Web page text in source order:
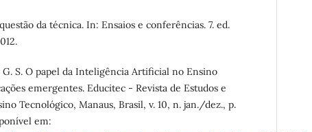
da técnica. In: Ensaios e conferências. 7. ed.
G. S. O papel da Inteligência Artificial no Ensino
emergentes. Educitec - Revista de Estudos e
Tecnológico, Manaus, Brasil, v. 10, n. jan./dez., p.
em: